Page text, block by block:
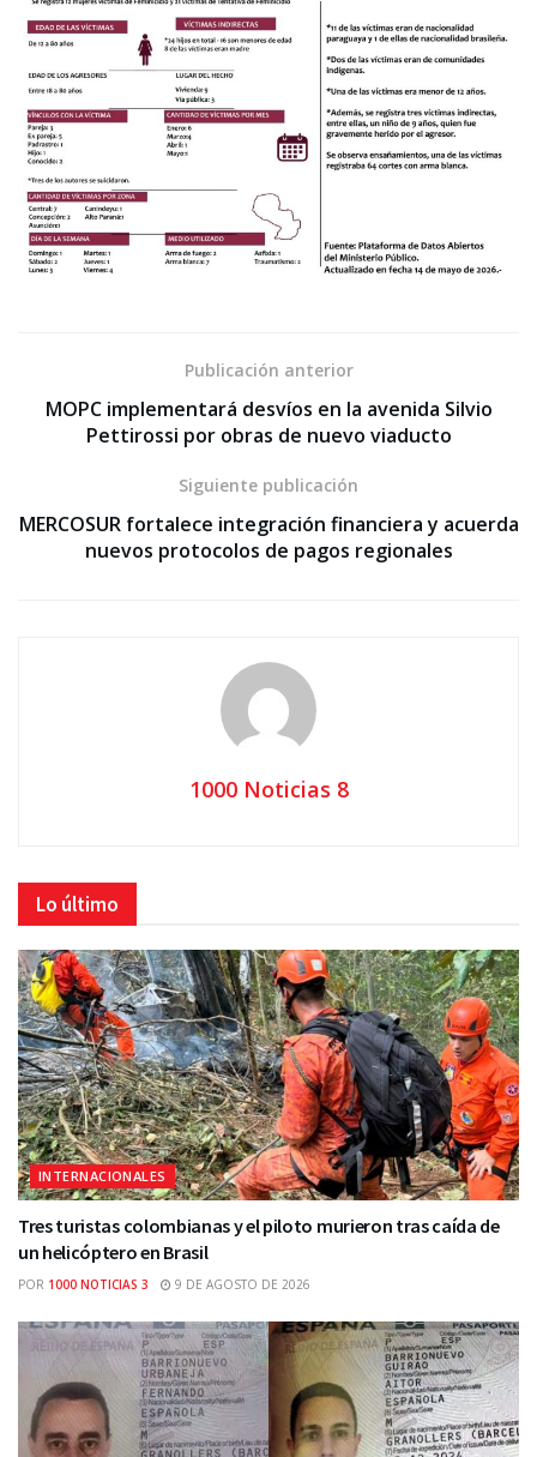
Publicación anterior
MOPC implementará desvíos en la avenida Silvio
Pettirossi por obras de nuevo viaducto
Siguiente publicación
MERCOSUR fortalece integración financiera y acuerda
nuevos protocolos de pagos regionales
1000 Noticias 8
Lo último
INTERNACIONALES
Tres turistas colombianas y el piloto murieron tras caída de
un helicóptero en Brasil
POR 1000 NOTICIAS 3 9 DE AGOSTO DE 2026